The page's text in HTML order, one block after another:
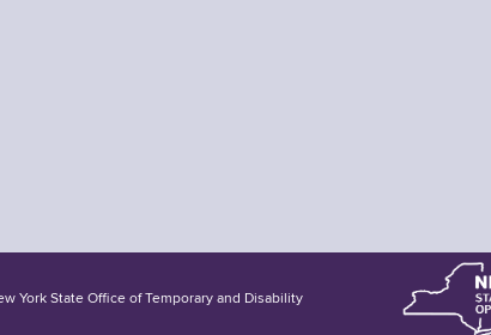
York State Office of Temporary and Disability